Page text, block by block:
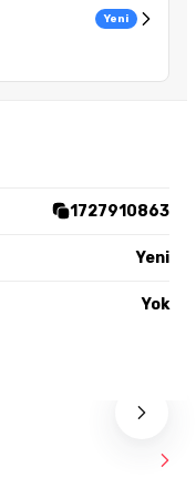
Yeni
1727910863
Yeni
Yok